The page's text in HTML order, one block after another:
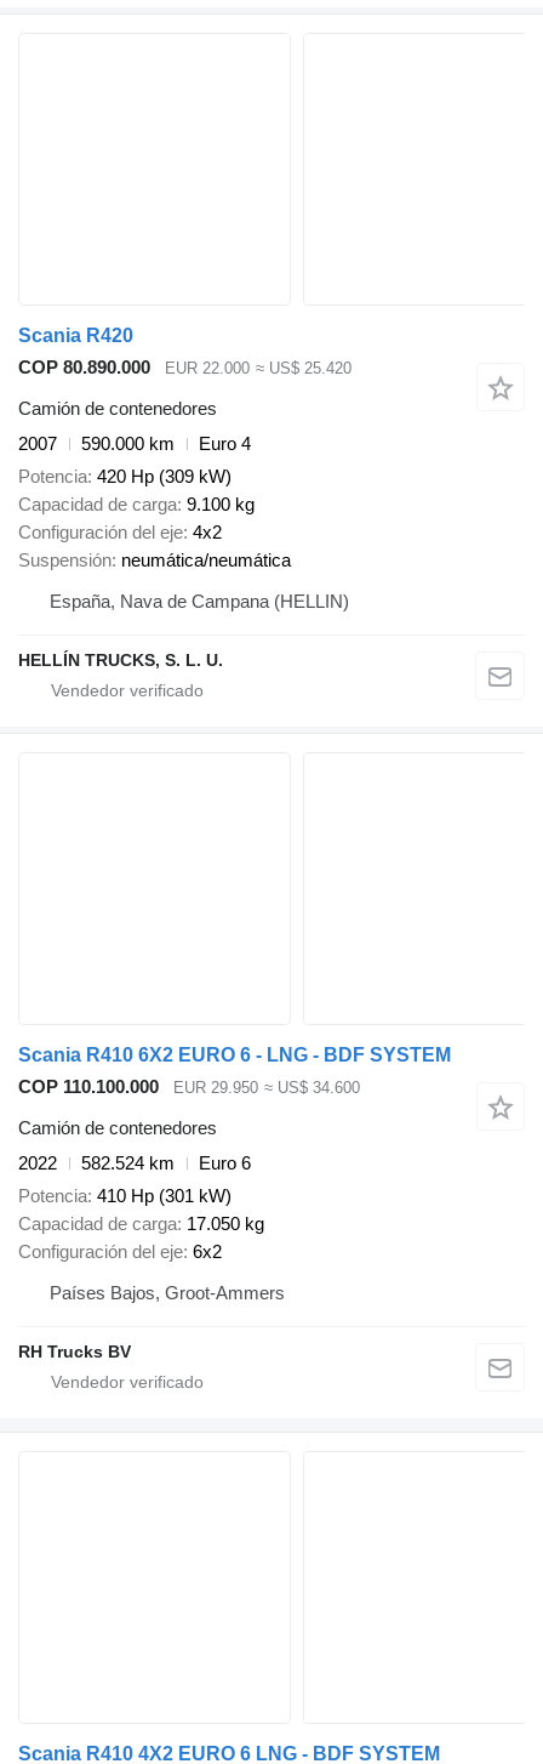
Scania R420
COP 80.890.000
EUR 22.000 ≈ US$ 25.420
Camión de contenedores
2007
590.000 km
Euro 4
Potencia 420 Hp (309 kW)
Capacidad de carga 9.100 kg
Configuración del eje 4x2
Suspensión neumática/neumática
España, Nava de Campana (HELLIN)
HELLÍN TRUCKS, S. L. U.
Scania R410 6X2 EURO 6 - LNG - BDF SYSTEM
COP 110.100.000
EUR 29.950 ≈ US$ 34.600
Camión de contenedores
2022
582.524 km
Euro 6
Potencia 410 Hp (301 kW)
Capacidad de carga 17.050 kg
Configuración del eje 6x2
Países Bajos, Groot-Ammers
RH Trucks BV
Scania R410 4X2 EURO 6 LNG - BDF SYSTEM